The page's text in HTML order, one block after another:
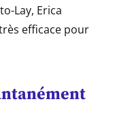
Lay, Erica
efficace pour